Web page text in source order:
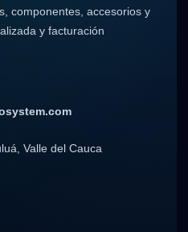
componentes, accesorios y
y facturación
Valle del Cauca